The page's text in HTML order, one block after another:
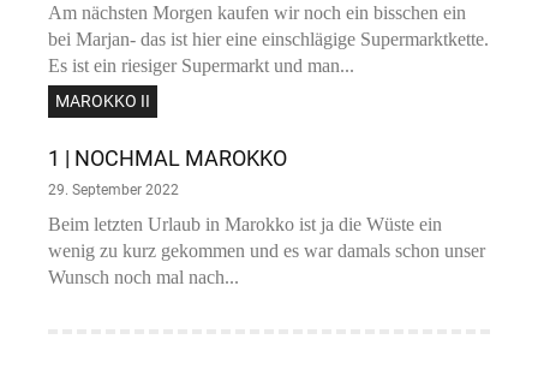
Am nächsten Morgen kaufen wir noch ein bisschen ein
bei Marjan- das ist hier eine einschlägige Supermarktkette.
Es ist ein riesiger Supermarkt und man...
MAROKKO II
1 | NOCHMAL MAROKKO
29. September 2022
Beim letzten Urlaub in Marokko ist ja die Wüste ein
wenig zu kurz gekommen und es war damals schon unser
Wunsch noch mal nach...